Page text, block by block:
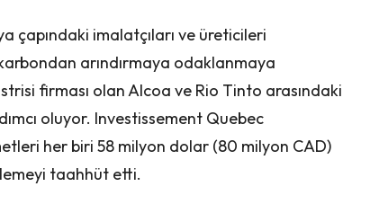
çapındaki imalatçıları ve üreticileri
arındırmaya odaklanmaya
firması olan Alcoa ve Rio Tinto arasındaki
oluyor. Investissement Quebec
her biri 58 milyon dolar (80 milyon CAD)
taahhüt etti.